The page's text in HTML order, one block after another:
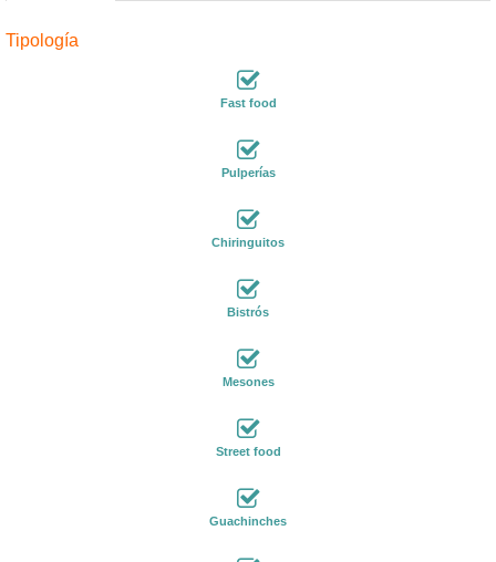
Tipología
Fast food
Pulperías
Chiringuitos
Bistrós
Mesones
Street food
Guachinches